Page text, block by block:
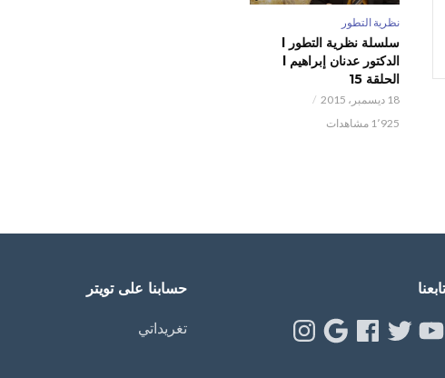
نظرية التطور
‫سلسلة نظرية التطور l
الدكتور عدنان إبراهيم l
الحلقة 15
18 ديسمبر، 2015
1٬925 مشاهدات
تابعنا
YouTube
Twitter
Facebook
Google
Instagram
حسابنا على تويتر
تغريداتي